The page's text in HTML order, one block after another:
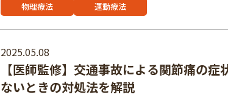
物理療法
運動療法
2025.05.08
【医師監修】交通事故による関節痛の
ないときの対処法を解説